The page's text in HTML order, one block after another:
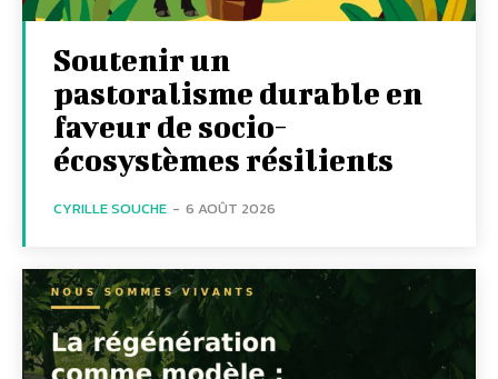
Soutenir un
pastoralisme durable en
faveur de socio-
écosystèmes résilients
CYRILLE SOUCHE - 6 AOÛT 2026